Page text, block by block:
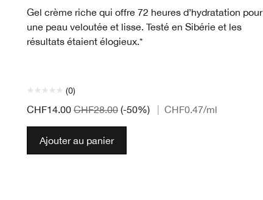
Gel crème riche qui offre 72 heures d’hydratation pour
une peau veloutée et lisse. Testé en Sibérie et les
résultats étaient élogieux.*
(0)
CHF14.00 CHF28.00 (-50%) CHF0.47/ml
Ajouter au panier